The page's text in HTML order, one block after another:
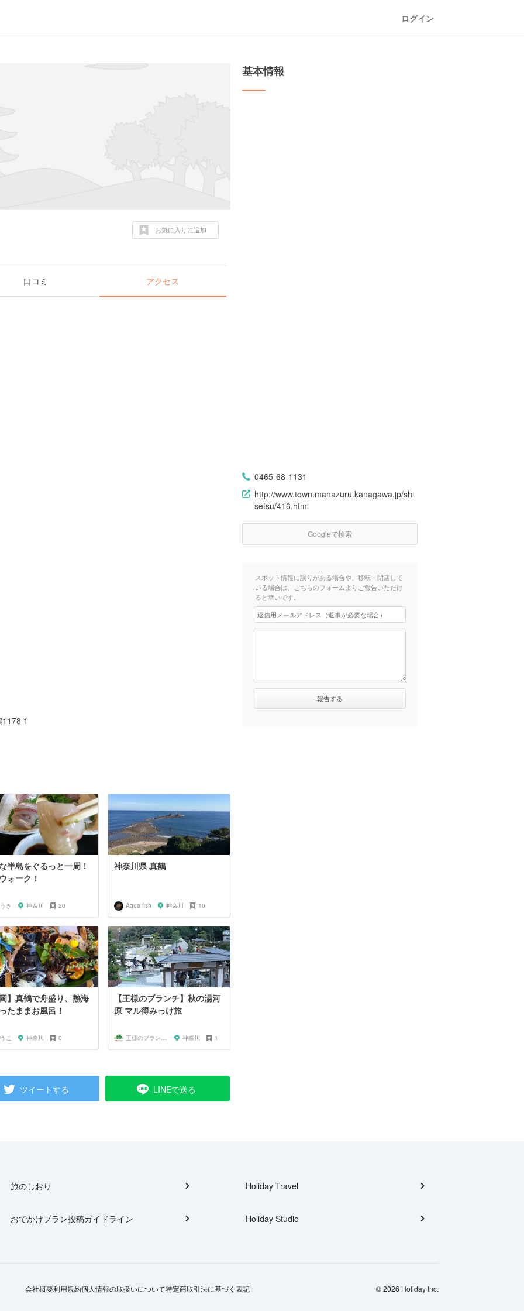
ログイン
お気に入りに追加
口コミ アクセス
1
半島をぐるっと一周！
ォーク！
き 神奈川 20
神奈川県 真鶴
Aqua fish 神奈川 10
岡】真鶴で舟盛り、熱海
たままお風呂！
こ 神奈川 0
【王様のブランチ】秋の湯河
原 マル得みっけ旅
王様のブランチファン 神奈川 1
ツイートする LINEで送る
基本情報
0465-68-1131
http://www.town.manazuru.kanagawa.jp/shi
setsu/416.html
Googleで検索
スポット情報に誤りがある場合や、移転・閉店して
いる場合は、こちらのフォームよりご報告いただけ
ると幸いです。
旅のしおり
おでかけプラン投稿ガイドライン
Holiday Travel
Holiday Studio
会社概要利用規約個人情報の取扱いについて特定商取引法に基づく表記 © 2026 Holiday Inc.